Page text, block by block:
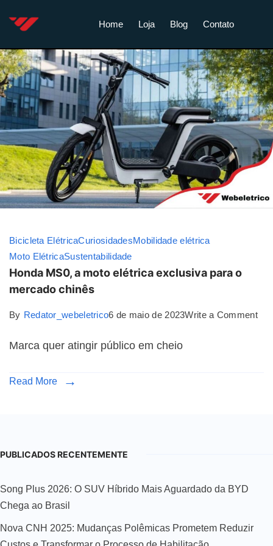
Home Loja Blog Contato
Bicicleta ElétricaCuriosidadesMobilidade elétrica
Moto ElétricaSustentabilidade
Honda MS0, a moto elétrica exclusiva para o
mercado chinês
By Redator_webeletrico6 de maio de 2023Write a Comment
Marca quer atingir público em cheio
Read More
PUBLICADOS RECENTEMENTE
Song Plus 2026: O SUV Híbrido Mais Aguardado da BYD
Chega ao Brasil
Nova CNH 2025: Mudanças Polêmicas Prometem Reduzir